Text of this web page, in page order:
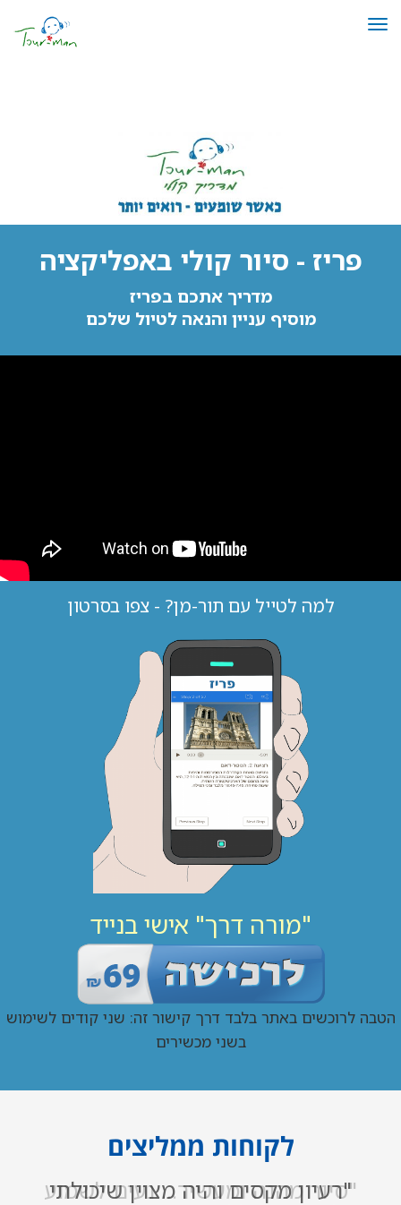
תפריט
פריז - סיור קולי באפליקציה
מדריך אתכם בפריז
מוסיף עניין והנאה לטיול שלכם
למה לטייל עם תור-מן? - צפו בסרטון
"מורה דרך" אישי בנייד
הטבה לרוכשים באתר בלבד דרך קישור זה: שני קודים לשימוש
בשני מכשירים
לקוחות ממליצים
"סיור מהנה ומעשיר... נעים לשמוע